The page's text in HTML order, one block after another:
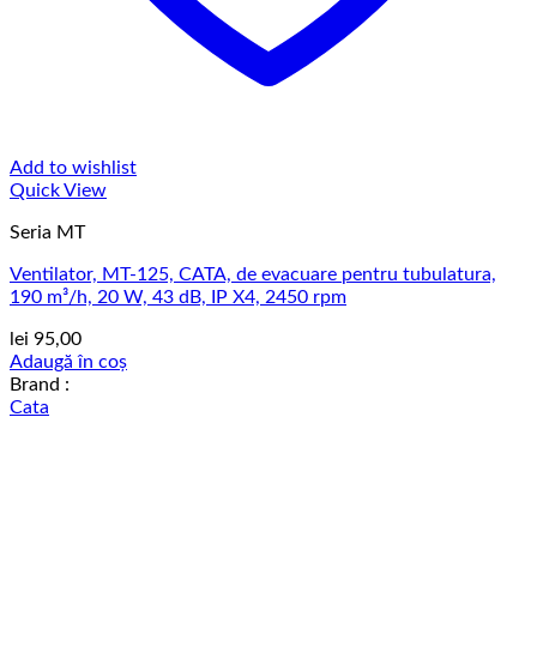
Add to wishlist
Quick View
Seria MT
Ventilator, MT-125, CATA, de evacuare pentru tubulatura,
190 m³/h, 20 W, 43 dB, IP X4, 2450 rpm
lei 95,00
Adaugă în coș
Brand :
Cata